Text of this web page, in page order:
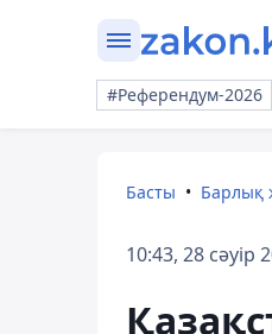
#Референдум-2026
Басты Барлық
10:43, 28 сәуір